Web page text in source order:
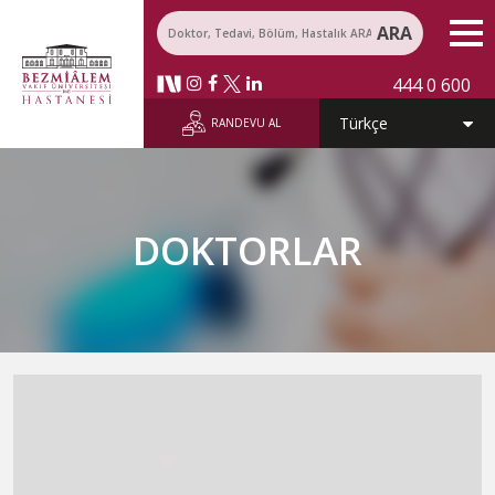
ARA
444 0 600
RANDEVU AL
DOKTORLAR